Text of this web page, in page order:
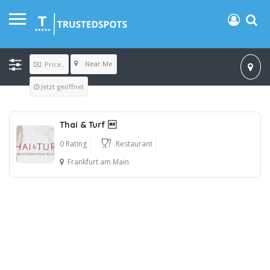
Price.. Near Me
Jetzt geöffnet
Thai & Turf 
0 Rating
Restaurant
Frankfurt am Main